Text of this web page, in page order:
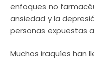
enfoques no
ansiedad y la
personas expuestas
Muchos iraquíes